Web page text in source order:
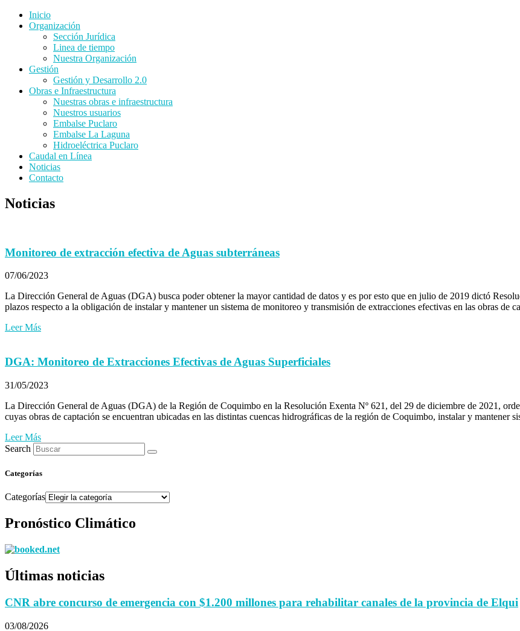
Inicio
Organización
Sección Jurídica
Linea de tiempo
Nuestra Organización
Gestión
Gestión y Desarrollo 2.0
Obras e Infraestructura
Nuestras obras e infraestructura
Nuestros usuarios
Embalse Puclaro
Embalse La Laguna
Hidroeléctrica Puclaro
Caudal en Línea
Noticias
Contacto
Noticias
Monitoreo de extracción efectiva de Aguas subterráneas
07/06/2023
La Dirección General de Aguas (DGA) busca poder obtener la mayor cantidad de datos y es por esto que en julio de 2019 dictó
plazos respecto a la obligación de instalar y mantener un sistema de monitoreo y transmisión de extracciones efectivas en las obras de
Leer Más
DGA: Monitoreo de Extracciones Efectivas de Aguas Superficiales
31/05/2023
La Dirección General de Aguas (DGA) de la Región de Coquimbo en la Resolución Exenta Nº 621, del 29 de diciembre de 2021,
cuyas obras de captación se encuentran ubicadas en las distintas cuencas hidrográficas de la región de Coquimbo, instalar y mantener
Leer Más
Search
Categorías
Categorías
Pronóstico Climático
Últimas noticias
CNR abre concurso de emergencia con $1.200 millones para rehabilitar canales de la provincia de Elqui
03/08/2026